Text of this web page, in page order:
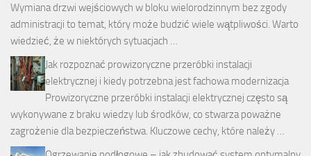
Wymiana drzwi wejściowych w bloku wielorodzinnym bez zgody
administracji to temat, który może budzić wiele wątpliwości. Warto
wiedzieć, że w niektórych sytuacjach …
Jak rozpoznać prowizoryczne przeróbki instalacji
elektrycznej i kiedy potrzebna jest fachowa modernizacja
Prowizoryczne przeróbki instalacji elektrycznej często są
wykonywane z braku wiedzy lub środków, co stwarza poważne
zagrożenie dla bezpieczeństwa. Kluczowe cechy, które należy …